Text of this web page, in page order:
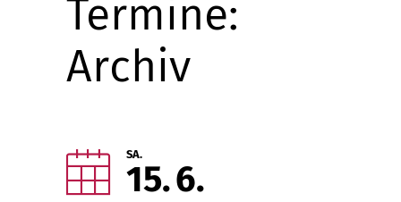
Termine:
Archiv
SA.
15 6